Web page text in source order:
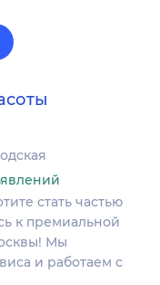
стать частью
к премиальной
Мы
и работаем с